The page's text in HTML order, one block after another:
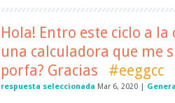
Hola! Entro este ciclo a
una calculadora que me
porfa? Gracias
#eeggcc
respuesta seleccionada Mar 6, 2020